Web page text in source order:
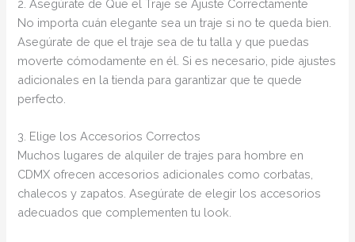
2. Asegúrate de Que el Traje se Ajuste Correctamente
No importa cuán elegante sea un traje si no te queda bien.
Asegúrate de que el traje sea de tu talla y que puedas
moverte cómodamente en él. Si es necesario, pide ajustes
adicionales en la tienda para garantizar que te quede
perfecto.
3. Elige los Accesorios Correctos
Muchos lugares de alquiler de trajes para hombre en
CDMX ofrecen accesorios adicionales como corbatas,
chalecos y zapatos. Asegúrate de elegir los accesorios
adecuados que complementen tu look.